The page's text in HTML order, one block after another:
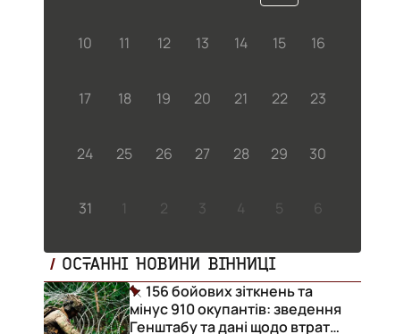
10 11 12 13 14 15 16
17 18 19 20 21 22 23
24 25 26 27 28 29 30
31 1 2 3 4 5 6
ОСТАННІ НОВИНИ ВІННИЦІ
156 бойових зіткнень та
мінус 910 окупантів: зведення
Генштабу та дані щодо втрат